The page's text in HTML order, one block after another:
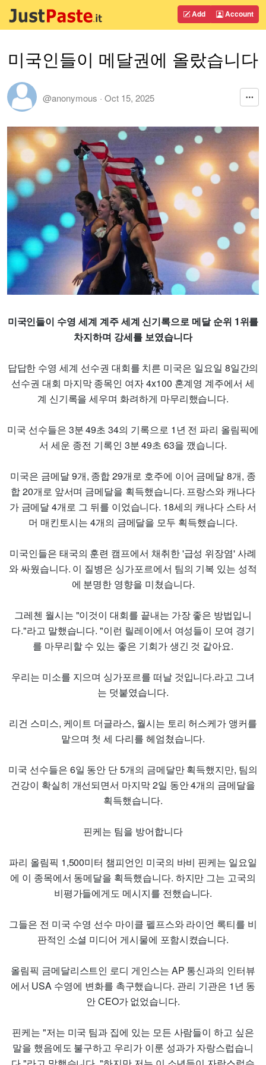
Add Account
미국인들이 메달권에 올랐습니다
@anonymous · Oct 15, 2025
미국인들이 수영 세계 계주 세계 신기록으로 메달 순위 1위를
차지하며 강세를 보였습니다
답답한 수영 세계 선수권 대회를 치른 미국은 일요일 8일간의
선수권 대회 마지막 종목인 여자 4x100 혼계영 계주에서 세
계 신기록을 세우며 화려하게 마무리했습니다.
미국 선수들은 3분 49초 34의 기록으로 1년 전 파리 올림픽에
서 세운 종전 기록인 3분 49초 63을 깼습니다.
미국은 금메달 9개, 종합 29개로 호주에 이어 금메달 8개, 종
합 20개로 앞서며 금메달을 획득했습니다. 프랑스와 캐나다
가 금메달 4개로 그 뒤를 이었습니다. 18세의 캐나다 스타 서
머 매킨토시는 4개의 금메달을 모두 획득했습니다.
미국인들은 태국의 훈련 캠프에서 채취한 '급성 위장염' 사례
와 싸웠습니다. 이 질병은 싱가포르에서 팀의 기복 있는 성적
에 분명한 영향을 미쳤습니다.
그레첸 월시는 "이것이 대회를 끝내는 가장 좋은 방법입니
다."라고 말했습니다. "이런 릴레이에서 여성들이 모여 경기
를 마무리할 수 있는 좋은 기회가 생긴 것 같아요.
우리는 미소를 지으며 싱가포르를 떠날 것입니다.라고 그녀
는 덧붙였습니다.
리건 스미스, 케이트 더글라스, 월시는 토리 허스케가 앵커를
맡으며 첫 세 다리를 헤엄쳤습니다.
미국 선수들은 6일 동안 단 5개의 금메달만 획득했지만, 팀의
건강이 확실히 개선되면서 마지막 2일 동안 4개의 금메달을
획득했습니다.
핀케는 팀을 방어합니다
파리 올림픽 1,500미터 챔피언인 미국의 바비 핀케는 일요일
에 이 종목에서 동메달을 획득했습니다. 하지만 그는 고국의
비평가들에게도 메시지를 전했습니다.
그들은 전 미국 수영 선수 마이클 펠프스와 라이언 록티를 비
판적인 소셜 미디어 게시물에 포함시켰습니다.
올림픽 금메달리스트인 로디 게인스는 AP 통신과의 인터뷰
에서 USA 수영에 변화를 촉구했습니다. 관리 기관은 1년 동
안 CEO가 없었습니다.
핀케는 "저는 미국 팀과 집에 있는 모든 사람들이 하고 싶은
말을 했음에도 불구하고 우리가 이룬 성과가 자랑스럽습니